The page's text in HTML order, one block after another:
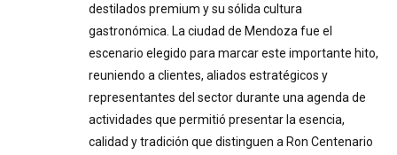
destilados premium y su sólida cultura
gastronómica. La ciudad de Mendoza fue el
escenario elegido para marcar este importante hito,
reuniendo a clientes, aliados estratégicos y
representantes del sector durante una agenda de
actividades que permitió presentar la esencia,
calidad y tradición que distinguen a Ron Centenario